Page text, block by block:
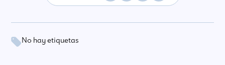
No hay etiquetas